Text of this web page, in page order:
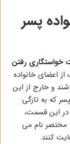
پسر
خواستگاری رفتن
اعضای خانواده
و خارج از این
که به تازگی
در این قسمت،
مختصر نام می
کنند.